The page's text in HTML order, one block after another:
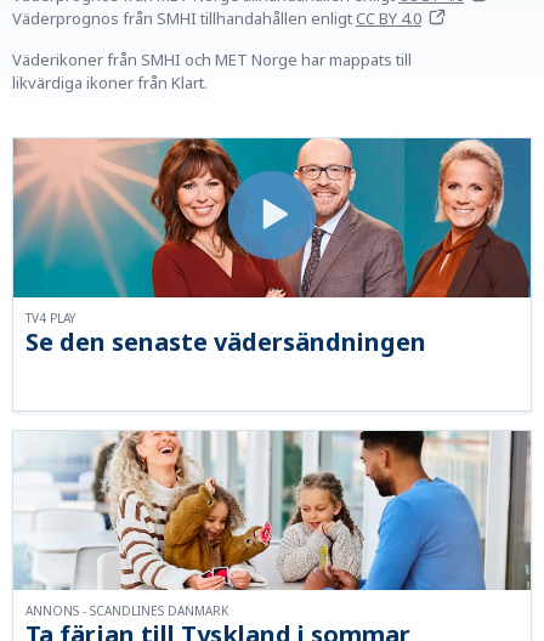
Väderprognos från SMHI tillhandahållen enligtCC BY 4.0
Väderikoner från SMHI och MET Norge har mappats till
likvärdiga ikoner från Klart.
Se den senaste vädersändningen
TV4 PLAY
ANNONS - SCANDLINES DANMARK